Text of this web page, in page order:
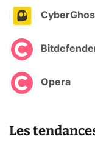
Opera
Les